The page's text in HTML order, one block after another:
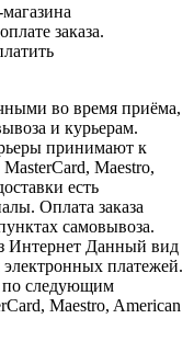
заказа.
во время приёма,
и курьерам.
принимают к
Maestro,
есть
Оплата заказа
самовывоза.
Интернет Данный вид
платежей.
по следующим
Maestro, American